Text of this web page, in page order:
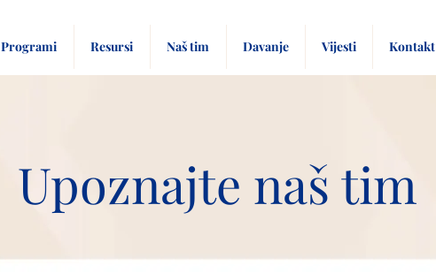
Programi Resursi Naš tim Davanje Vijesti Kontakt
Upoznajte naš tim